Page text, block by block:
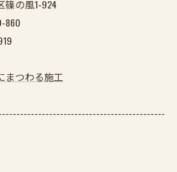
篠の風1-924
860
まつわる施工